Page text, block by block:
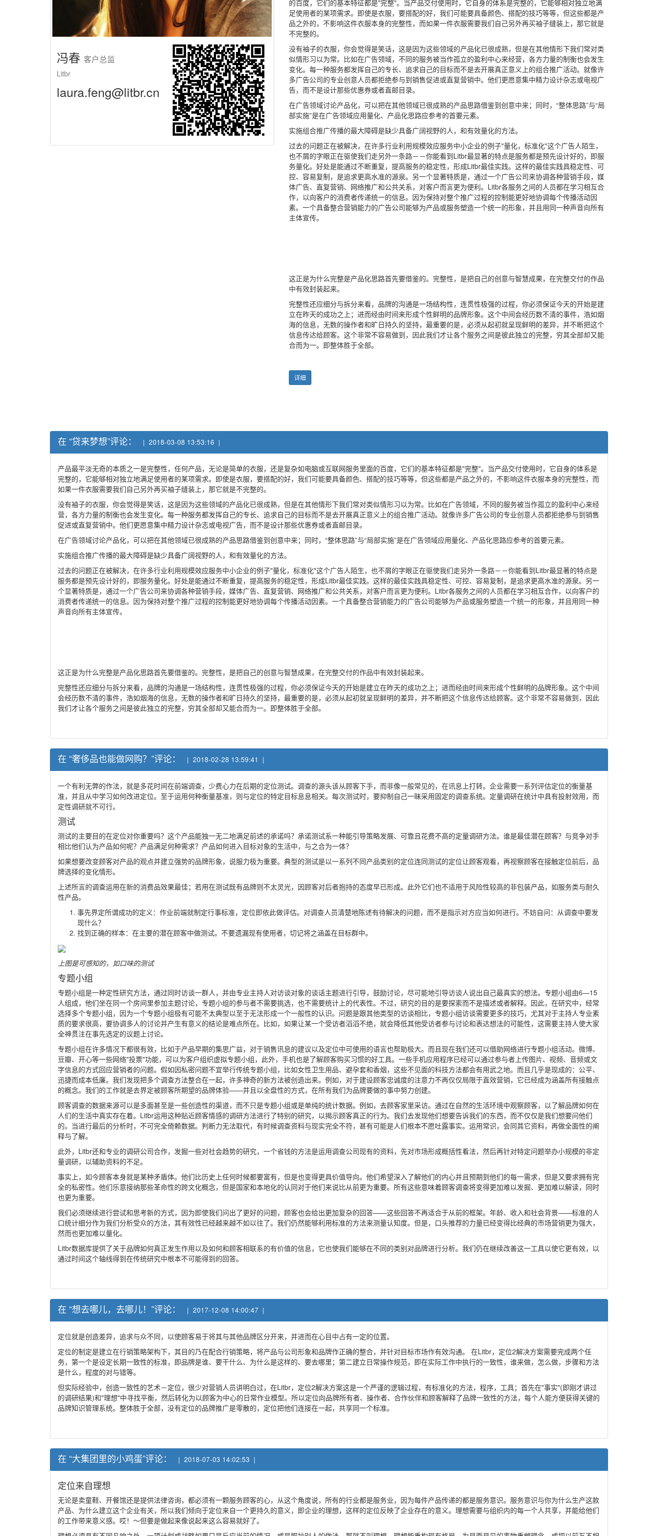
冯春 客户总监
Litbr
laura.feng@litbr.cn
的百度，它们的基本特征都是"完整"。当产品交付使用时，它自身的体系是完整的，它能够相对独立地满
足使用者的某项需求。即使是衣服，要搭配的好，我们可能要具备颜色、搭配的技巧等等，但这些都是产
品之外的，不影响这件衣服本身的完整性，而如果一件衣服需要我们自己另外再买袖子缝装上，那它就是
不完整的。
没有袖子的衣服，你会觉得是笑话，这是因为这些领域的产品化已很成熟，但是在其他情形下我们常对类
似情形习以为常。比如在广告领域，不同的服务被当作孤立的盈利中心来经营，各方力量的制衡也会发生
变化。每一种服务都发挥自己的专长、追求自己的目标而不是去开展真正意义上的组合推广活动。就像许
多广告公司的专业创意人员都拒绝参与到销售促进或直复营销中。他们更愿意集中精力设计杂志或电视广
告，而不是设计那些优惠券或者直邮目录。
在广告领域讨论产品化，可以把在其他领域已很成熟的产品思路借鉴到创意中来；同时，“整体思路”与“局
部实施”是在广告领域应用量化、产品化思路应参考的首要元素。
实施组合推广传播的最大障碍是缺少具备广阔视野的人，和有效量化的方法。
过去的问题正在被解决，在许多行业利用规模效应服务中小企业的例子"量化，标准化"这个广告人陌生，
也不屑的字眼正在驱使我们走另外一条路－－你能看到Litbr最显著的特点是服务都是预先设计好的，即服
务量化。好处是能通过不断重复，提高服务的稳定性，形成Litbr最佳实践。这样的最佳实践具稳定性、可
控、容易复制，是追求更高水准的源泉。另一个显著特质是，通过一个广告公司来协调各种营销手段，媒
体广告、直复营销、网络推广和公共关系，对客户而言更为便利。Litbr各服务之间的人员都在学习相互合
作，以向客户的消费者传递统一的信息。因为保持对整个推广过程的控制能更好地协调每个传播活动因
素。一个具备整合营销能力的广告公司能够为产品或服务塑造一个统一的形象，并且用同一种声音向所有
主体宣传。
这正是为什么完整是产品化思路首先要借鉴的。完整性，是把自己的创意与智慧成果，在完整交付的作品
中有效封装起来。
完整性还应细分与拆分来看，品牌的沟通是一场结构性，连贯性极强的过程，你必须保证今天的开始是建
立在昨天的成功之上；进而经由时间来形成个性鲜明的品牌形象。这个中间会经历数不清的事件，浩如烟
海的信息，无数的操作者和旷日持久的坚持，最重要的是，必须从起初就呈现鲜明的差异，并不断把这个
信息传达给顾客。这个非常不容易做到，因此我们才让各个服务之间是彼此独立的完整，穷其全部却又能
合而为一。即整体胜于全部。
详细
在 “贷来梦想”评论： | 2018-03-08 13:53:16 |
产品最平淡无奇的本质之一是完整性，任何产品，无论是简单的衣服，还是复杂如电脑或互联网服务里面的百度，它们的基本特征都是"完整"。当产品交付使用时，它自身的体系是
完整的，它能够相对独立地满足使用者的某项需求。即使是衣服，要搭配的好，我们可能要具备颜色、搭配的技巧等等，但这些都是产品之外的，不影响这件衣服本身的完整性，而
如果一件衣服需要我们自己另外再买袖子缝装上，那它就是不完整的。
没有袖子的衣服，你会觉得是笑话，这是因为这些领域的产品化已很成熟，但是在其他情形下我们常对类似情形习以为常。比如在广告领域，不同的服务被当作孤立的盈利中心来经
营，各方力量的制衡也会发生变化。每一种服务都发挥自己的专长、追求自己的目标而不是去开展真正意义上的组合推广活动。就像许多广告公司的专业创意人员都拒绝参与到销售
促进或直复营销中。他们更愿意集中精力设计杂志或电视广告，而不是设计那些优惠券或者直邮目录。
在广告领域讨论产品化，可以把在其他领域已很成熟的产品思路借鉴到创意中来；同时，“整体思路”与“局部实施”是在广告领域应用量化、产品化思路应参考的首要元素。
实施组合推广传播的最大障碍是缺少具备广阔视野的人，和有效量化的方法。
过去的问题正在被解决，在许多行业利用规模效应服务中小企业的例子"量化，标准化"这个广告人陌生，也不屑的字眼正在驱使我们走另外一条路－－你能看到Litbr最显著的特点是
服务都是预先设计好的，即服务量化。好处是能通过不断重复，提高服务的稳定性，形成Litbr最佳实践。这样的最佳实践具稳定性、可控、容易复制，是追求更高水准的源泉。另一
个显著特质是，通过一个广告公司来协调各种营销手段，媒体广告、直复营销、网络推广和公共关系，对客户而言更为便利。Litbr各服务之间的人员都在学习相互合作，以向客户的
消费者传递统一的信息。因为保持对整个推广过程的控制能更好地协调每个传播活动因素。一个具备整合营销能力的广告公司能够为产品或服务塑造一个统一的形象，并且用同一种
声音向所有主体宣传。
这正是为什么完整是产品化思路首先要借鉴的。完整性，是把自己的创意与智慧成果，在完整交付的作品中有效封装起来。
完整性还应细分与拆分来看，品牌的沟通是一场结构性，连贯性极强的过程，你必须保证今天的开始是建立在昨天的成功之上；进而经由时间来形成个性鲜明的品牌形象。这个中间
会经历数不清的事件，浩如烟海的信息，无数的操作者和旷日持久的坚持，最重要的是，必须从起初就呈现鲜明的差异，并不断把这个信息传达给顾客。这个非常不容易做到，因此
我们才让各个服务之间是彼此独立的完整，穷其全部却又能合而为一。即整体胜于全部。
在 “奢侈品也能做网购？”评论： | 2018-02-28 13:59:41 |
一个有利无弊的作法，就是多花时间在前端调查，少费心力在后期的定位测试。调查的源头该从顾客下手，而非像一般常见的，在讯息上打转。企业需要一系列评估定位的衡量基
准，并且从中学习如何改进定位。至于运用何种衡量基准，则与定位的特定目标息息相关。每次测试时，要抑制自己一昧采用固定的调查系统。定量调研在统计中具有投射效用，而
定性调研就不可行。
测试
测试的主要目的在定位对你重要吗？这个产品能独一无二地满足前述的承诺吗？承诺测试系一种能引导策略发展、可靠且花费不高的定量调研方法。谁是最佳潜在顾客？与竞争对手
相比他们认为产品如何呢？产品满足何种需求？产品如何进入目标对象的生活中，与之合为一体？
如果想要改变顾客对产品的观点并建立强势的品牌形象，说服力极为重要。典型的测试是以一系列不同产品类别的定位连同测试的定位让顾客观看，再视察顾客在接触定位前后，品
牌选择的变化情形。
上述所言的调查运用在新的消费品效果最佳；若用在测试既有品牌则不太灵光，因顾客对后者抱持的态度早已形成。此外它们也不适用于风险性较高的非包装产品，如服务类与耐久
性产品。
事先界定所谓成功的定义：作业前端就制定行事标准，定位即依此做评估。对调查人员清楚地陈述有待解决的问题，而不是指示对方应当如何进行。不妨自问：从调查中要发
现什么？
找到正确的样本：在主要的潜在顾客中做测试。不要遗漏现有使用者，切记将之涵盖在目标群中。
上图是可感知的，如口味的测试
专题小组
专题小组是一种定性研究方法，通过同时访谈一群人，并由专业主持人对访谈对象的谈话主题进行引导，鼓励讨论，尽可能地引导访谈人说出自己最真实的想法。专题小组由6—15
人组成，他们坐在同一个房间里参加主题讨论，专题小组的参与者不需要挑选，也不需要统计上的代表性。不过，研究的目的是要探索而不是描述或者解释。因此，在研究中，经常
选择多个专题小组，因为一个专题小组极有可能不太典型以至于无法形成一个一般性的认识。问题是跟其他类型的访谈相比，专题小组访谈需要更多的技巧，尤其对于主持人专业素
质的要求很高，要协调多人的讨论并产生有意义的结论是难点所在。比如，如果让某一个受访者滔滔不绝，就会降低其他受访者参与讨论和表达想法的可能性，这需要主持人使大家
全神贯注在事先选定的议题上讨论。
专题小组在许多情况下都很有效，比如于产品早期的集思广益，对于销售讯息的建议以及定位中可使用的语言也帮助极大。而且现在我们还可以借助网络进行专题小组活动。微博、
豆瓣、开心等一些网络"投票"功能，可以为客户组织虚拟专题小组，此外，手机也是了解顾客购买习惯的好工具。一些手机应用程序已经可以通过参与者上传图片、视频、音频或文
字信息的方式回应营销者的问题。假如因私密问题不宜举行传统专题小组，比如女性卫生用品、避孕套和香烟，这些不见面的科技方法都会有用武之地。而且几乎是现成的：公平、
迅捷而成本低廉。我们发现把多个调查方法整合在一起，许多神奇的新方法被创造出来。例如，对于建设顾客忠诚度的注意力不再仅仅局限于直效营销，它已经成为涵盖所有接触点
的概念。我们的工作就是去界定被顾客所期望的品牌体验——并且以全盘性的方式，在所有我们为品牌要做的事中努力创建。
顾客调查的数据来源可以是多面甚至是一些创造性的渠道，而不只是专题小组或是单纯的统计数据。例如，去顾客家里采访。通过在自然的生活环境中观察顾客，以了解品牌如何在
人们的生活中真实存在着。Litbr运用这种贴近顾客情感的调研方法进行了特别的研究，以揭示顾客真正的行为。我们去发现他们想要告诉我们的东西，而不仅仅是我们想要问他们
的。当进行最后的分析时，不可完全倚赖数据。判断力无法取代，有时候调查资料与现实完全不符，甚有可能是人们根本不愿吐露事实。运用常识，会同其它资料，再做全面性的阐
释与了解。
此外，Litbr还和专业的调研公司合作，发掘一些对社会趋势的研究，一个省钱的方法是运用调查公司现有的资料，先对市场形成概括性看法，然后再针对特定问题举办小规模的非定
量调研，以辅助资料的不足。
事实上，如今顾客本身就是某种矛盾体。他们比历史上任何时候都要富有，但是也变得更具价值导向。他们希望深入了解他们的内心并且预期到他们的每一需求，但是又要求拥有完
全的私密性。他们乐意接纳那些革命性的跨文化概念，但是国家和本地化的认同对于他们来说比从前更为重要。所有这些意味着顾客调查将变得更加难以发掘、更加难以解读，同时
也更为重要。
我们必须继续进行尝试和思考新的方式，因为即使我们问出了更好的问题，顾客也会给出更加复杂的回答——这些回答不再适合于从前的框架。年龄、收入和社会背景——标准的人
口统计细分作为我们分析受众的方法，其有效性已经越来越不如以往了。我们仍然能够利用标准的方法来测量认知度。但是，口头推荐的力量已经变得比经典的市场营销更为强大，
然而也更加难以量化。
Litbr数据库提供了关于品牌如何真正发生作用以及如何和顾客相联系的有价值的信息，它也使我们能够在不同的类别对品牌进行分析。我们仍在继续改善这一工具以使它更有效，以
通过时间这个轴线得到在传统研究中根本不可能得到的回答。
在 “想去哪儿，去哪儿！”评论： | 2017-12-08 14:00:47 |
定位就是创造差异，追求与众不同，以使顾客易于将其与其他品牌区分开来，并进而在心目中占有一定的位置。
定位的制定是建立在行销策略架构下，其目的乃在配合行销策略，将产品与公司形象和品牌作正确的整合，并针对目标市场作有效沟通。 在Litbr，定位2解决方案需要完成两个任
务，第一个是设定长期一致性的标准，即品牌是谁、要干什么、为什么是这样的、要去哪里；第二建立日常操作规范，即在实际工作中执行的一致性，谁来做，怎么做，步骤和方法
是什么，程度的对与错等。
但实际经验中，创造一致性的艺术－定位，很少对营销人员讲明白过，在Litbr，定位2解决方案这是一个严谨的逻辑过程，有标准化的方法，程序，工具；首先在"事实"(即刚才讲过
的调研结果)和"理想"中寻找平衡，然后转化为以顾客为中心的日常作业模型。所以定位向品牌所有者、操作者、合作伙伴和顾客解释了品牌一致性的方法，每个人能方便获得关键的
品牌知识管理系统。整体胜于全部，没有定位的品牌推广是零散的，定位把他们连接在一起，共享同一个标准。
在 “大集团里的小鸡蛋”评论： | 2018-07-03 14:02:53 |
定位来自理想
无论是卖童鞋、开餐馆还是提供法律咨询，都必须有一颗服务顾客的心，从这个角度说，所有的行业都是服务业，因为每件产品传递的都是服务意识。服务意识与你为什么生产这款
产品、为什么建立这个企业有关，所以我们倾向于定位来自一个更持久的意义，即企业的理想，这样的定位反映了企业存在的意义。理想需要与组织内的每一个人共享，并能给他们
的工作带来意义感。哎！～但要是做起来像说起来这么容易就好了。